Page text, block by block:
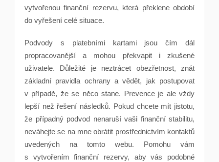
vytvořenou finanční rezervu, která překlene období
do vyřešení celé situace.
Podvody s platebními kartami jsou čím dál
propracovanější a mohou překvapit i zkušené
uživatele. Důležité je neztrácet obezřetnost, znát
základní pravidla ochrany a vědět, jak postupovat
v případě, že se něco stane. Prevence je ale vždy
lepší než řešení následků. Pokud chcete mít jistotu,
že případný podvod nenaruší vaši finanční stabilitu,
neváhejte se na mne obrátit prostřednictvím kontaktů
uvedených na tomto webu. Pomohu vám
s vytvořením finanční rezervy, aby vás podobné